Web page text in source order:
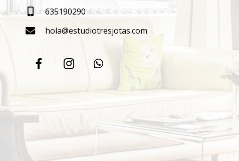
635190290
hola@estudiotresjotas.com